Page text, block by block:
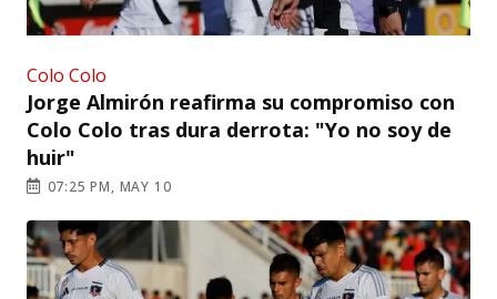
Colo Colo
Jorge Almirón reafirma su compromiso con
Colo Colo tras dura derrota: "Yo no soy de
huir"
07:25 PM, MAY 10